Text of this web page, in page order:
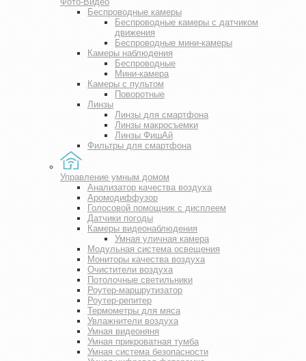
Беспроводные камеры
Беспроводные камеры с датчиком
движения
Беспроводные мини-камеры
Камеры наблюдения
Беспроводные
Мини-камера
Камеры с пультом
Поворотные
Линзы
Линзы для смартфона
Линзы макросъемки
Линзы ФишАй
Фильтры для смартфона
Управление умным домом
Анализатор качества воздуха
Аромодиффузор
Голосовой помощник с дисплеем
Датчики погоды
Камеры видеонаблюдения
Умная уличная камера
Модульная система освещения
Мониторы качества воздуха
Очистители воздуха
Потолочные светильники
Роутер-маршрутизатор
Роутер-репитер
Термометры для мяса
Увлажнители воздуха
Умная видеоняня
Умная прикроватная тумба
Умная система безопасности